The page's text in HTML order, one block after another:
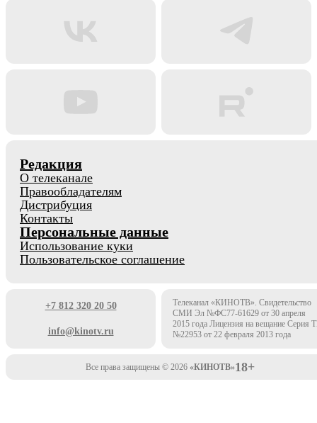
Редакция
О телеканале
Правообладателям
Дистрибуция
Контакты
Персональные данные
Использование куки
Пользовательское соглашение
+7 812 320 20 50
info@kinotv.ru
Телеканал «КИНОТВ». Свидетельство
СМИ Эл №ФС77-61629 от 30 апреля
2015 года Лицензия на вещание Серия
№22953 от 22 февраля 2013 года
Все права защищены © 2026 «КИНОТВ»18+